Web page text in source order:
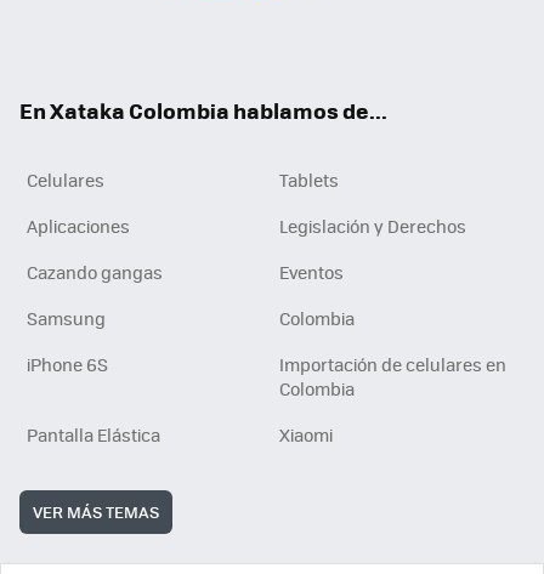
En Xataka Colombia hablamos de...
Celulares
Tablets
Aplicaciones
Legislación y Derechos
Cazando gangas
Eventos
Samsung
Colombia
iPhone 6S
Importación de celulares en
Colombia
Pantalla Elástica
Xiaomi
VER MÁS TEMAS